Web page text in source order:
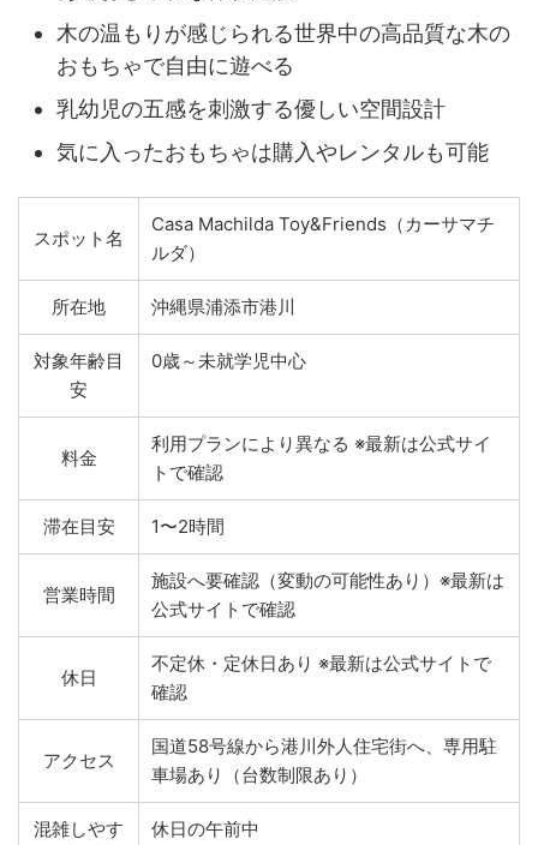
木の温もりが感じられる世界中の高品質な木の
おもちゃで自由に遊べる
乳幼児の五感を刺激する優しい空間設計
気に入ったおもちゃは購入やレンタルも可能
スポット名
Casa Machilda Toy&Friends（カーサマチ
ルダ）
所在地 沖縄県浦添市港川
対象年齢目
安
0歳～未就学児中心
料金
利用プランにより異なる ※最新は公式サイ
トで確認
滞在目安 1〜2時間
営業時間
施設へ要確認（変動の可能性あり）※最新は
公式サイトで確認
休日
不定休・定休日あり ※最新は公式サイトで
確認
アクセス
国道58号線から港川外人住宅街へ、専用駐
車場あり（台数制限あり）
混雑しやす
休日の午前中